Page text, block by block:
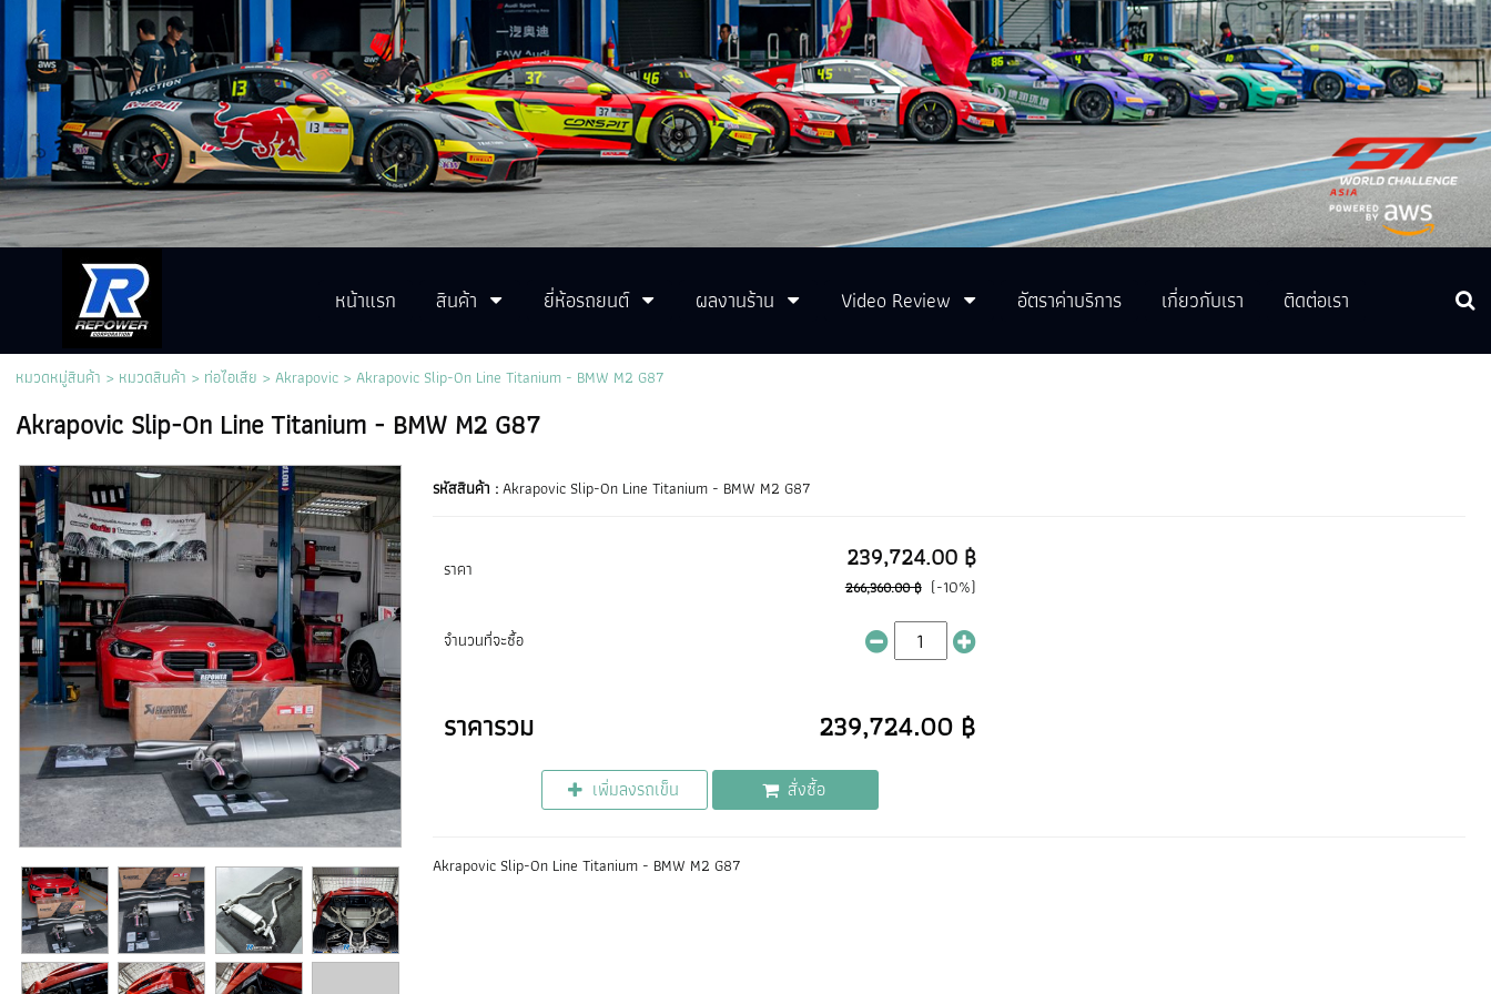
หน้าแรก สินค้า ยี่ห้อรถยนต์ ผลงานร้าน Video Review อัตราค่าบริการ เกี่ยวกับเรา ติดต่อเรา
หมวดหมู่สินค้า > หมวดสินค้า > ท่อไอเสีย >Akrapovic> Akrapovic Slip-On Line Titanium - BMW M2 G87
Akrapovic Slip-On Line Titanium - BMW M2 G87
รหัสสินค้า :Akrapovic Slip-On Line Titanium - BMW M2 G87
ราคา 239,724.00 ฿
266,360.00 ฿ (-10%)
จำนวนที่จะซื้อ
ราคารวม 239,724.00 ฿
เพิ่มลงรถเข็น สั่งซื้อ
Akrapovic Slip-On Line Titanium - BMW M2 G87